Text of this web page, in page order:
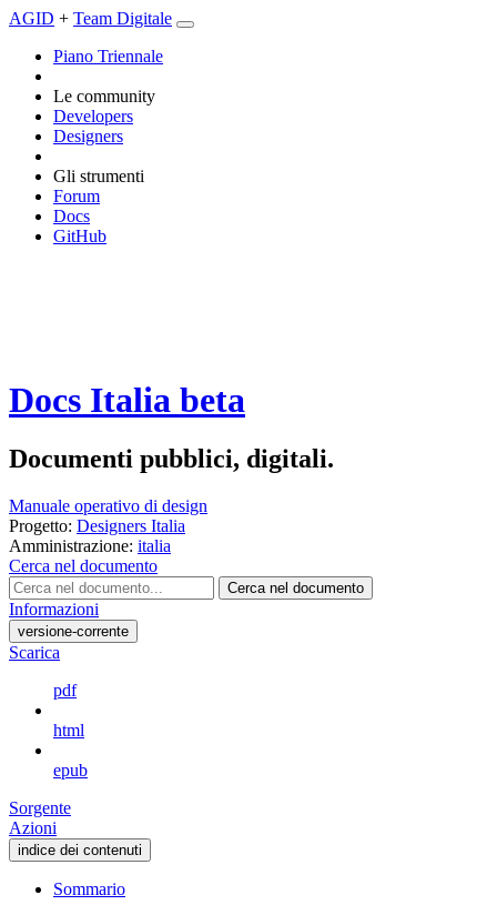
AGID + Team Digitale
Piano Triennale
Le community
Developers
Designers
Gli strumenti
Forum
Docs
GitHub
Docs Italia beta
Documenti pubblici, digitali.
Manuale operativo di design
Progetto: Designers Italia
Amministrazione: italia
Cerca nel documento
Cerca nel documento
Informazioni
versione-corrente
Scarica
pdf
html
epub
Sorgente
Azioni
indice dei contenuti
Sommario